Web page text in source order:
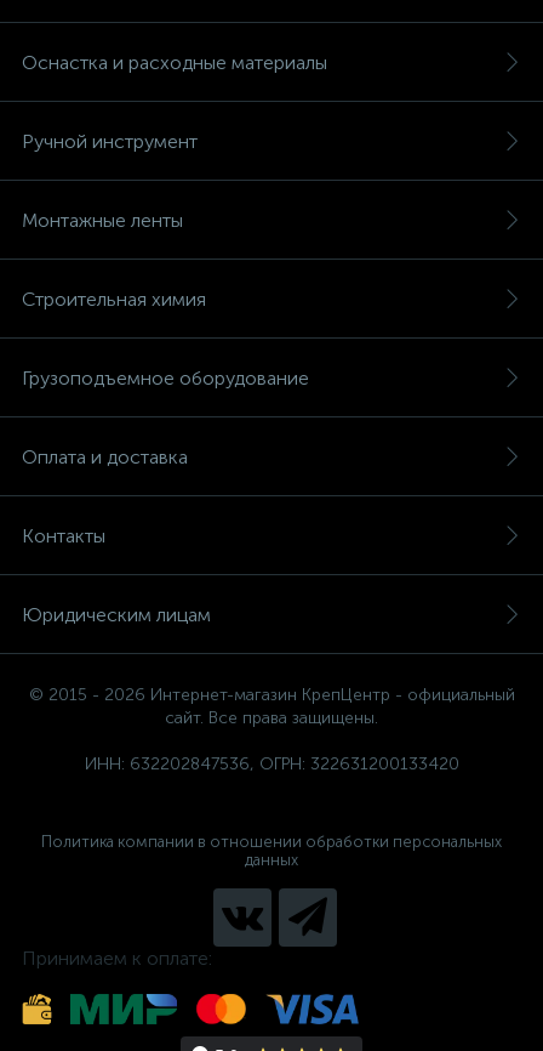
Оснастка и расходные материалы
Ручной инструмент
Монтажные ленты
Строительная химия
Грузоподъемное оборудование
Оплата и доставка
Контакты
Юридическим лицам
© 2015 - 2026 Интернет-магазин КрепЦентр - официальный
сайт. Все права защищены.
ИНН: 632202847536, ОГРН: 322631200133420
Политика компании в отношении обработки персональных
данных
Принимаем к оплате: